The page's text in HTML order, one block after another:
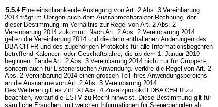
5.5.4 Eine einschränkende Auslegung von Art. 2 Abs. 3 Vereinbarung
2014 trägt im Übrigen auch dem Ausnahmecharakter Rechnung, der
dieser Bestimmung im Verhältnis zur Regel von Art. 2 Abs. 2
Vereinbarung 2014 zukommt. Nach Art. 2 Abs. 2 Vereinbarung 2014
gelten die Vereinbarung 2014 und die darin enthaltenen Änderungen des
DBA CH-FR und des zugehörigen Protokolls für alle Informationsbegehren
betreffend Kalender- oder Geschäftsjahre, die ab dem 1. Januar 2010
beginnen. Fände Art. 2 Abs. 3 Vereinbarung 2014 nicht nur für Gruppen-,
sondern auch für Listenersuchen Anwendung, verlöre die Regel von Art. 2
Abs. 2 Vereinbarung 2014 einen grossen Teil ihres Anwendungsbereichs
an die Ausnahme von Art. 2 Abs. 3 Vereinbarung 2014.
Des Weiteren gilt es Ziff. XI Abs. 4 Zusatzprotokoll DBA CH-FR zu
beachten, worauf die ESTV zu Recht hinweist. Diese Bestimmung gilt für
sämtliche Ersuchen, mit welchen Informationen für Steuerperioden ab